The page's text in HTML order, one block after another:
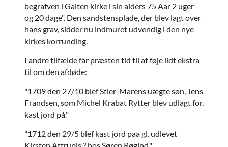
begrafven i Galten kirke i sin alders 75 Aar 2 uger
og 20 dage". Den sandstensplade, der blev lagt over
hans grav, sidder nu indmuret udvendig i den nye
kirkes korrunding.
I andre tilfælde får præsten tid til at føje lidt ekstra
til om den afdøde:
"1709 den 27/10 blef Stier-Marens uægte søn, Jens
Frandsen, som Michel Krabat Rytter blev udlagt for,
kast jord på."
"1712 den 29/5 blef kast jord paa gl. udlevet